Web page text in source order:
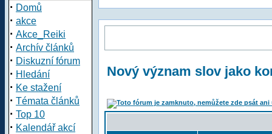
· Domů
· akce
· Akce_Reiki
· Archív článků
· Diskuzní fórum
· Hledání
· Ke stažení
· Témata článků
· Top 10
· Kalendář akcí
Nový význam slov jako